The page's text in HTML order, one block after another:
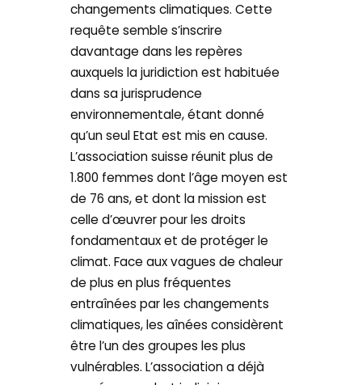
changements climatiques. Cette
requête semble s’inscrire
davantage dans les repères
auxquels la juridiction est habituée
dans sa jurisprudence
environnementale, étant donné
qu’un seul Etat est mis en cause.
L’association suisse réunit plus de
1.800 femmes dont l’âge moyen est
de 76 ans, et dont la mission est
celle d’œuvrer pour les droits
fondamentaux et de protéger le
climat. Face aux vagues de chaleur
de plus en plus fréquentes
entraînées par les changements
climatiques, les aînées considèrent
être l’un des groupes les plus
vulnérables. L’association a déjà